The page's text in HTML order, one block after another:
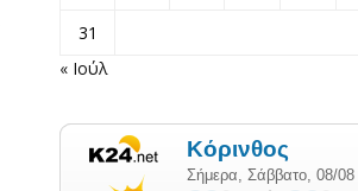
31
« Ιούλ